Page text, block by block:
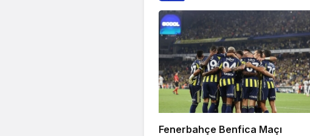
Fenerbahçe Benfica Maçı